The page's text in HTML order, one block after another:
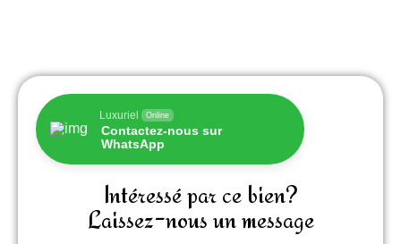
Luxuriel Online
Contactez-nous sur
WhatsApp
Intéressé par ce bien?
Laissez-nous un message